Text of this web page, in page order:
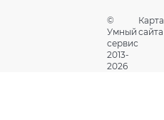
©
Умный
сервис
2013-
2026
Карта
сайта